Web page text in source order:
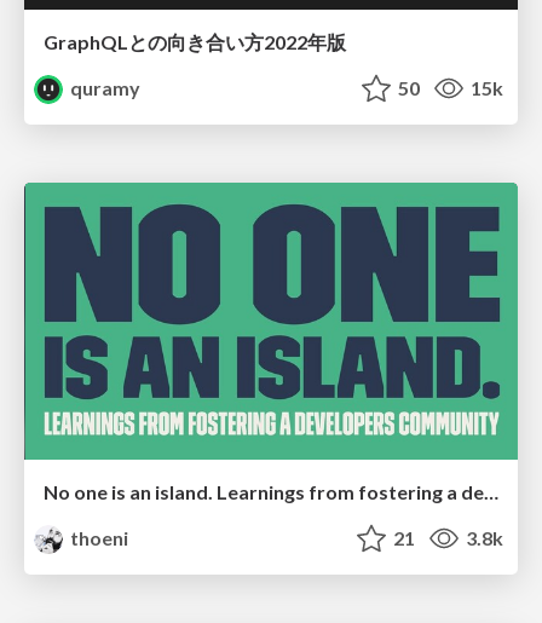
GraphQLとの向き合い方2022年版
quramy
50 15k
No one is an island. Learnings from fostering a developers community.
thoeni
21 3.8k